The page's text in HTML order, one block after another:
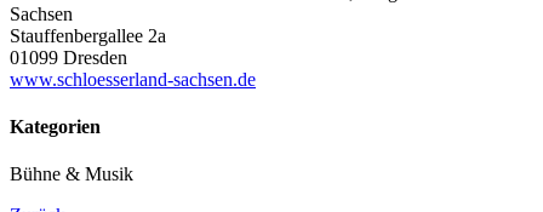
Sachsen
Stauffenbergallee 2a
01099 Dresden
www.schloesserland-sachsen.de
Kategorien
Bühne & Musik